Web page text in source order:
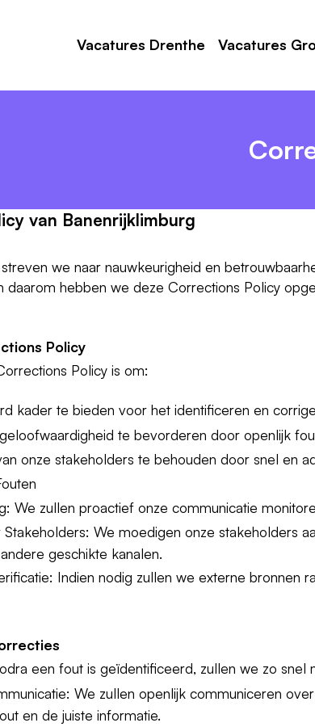
Vacatures Drenthe Vacatures
van Banenrijklimburg
we naar nauwkeurigheid en
daarom hebben we deze Corrections Policy
Policy
Policy is om:
kader te bieden voor het identificeren en
te bevorderen door openlijk
onze stakeholders te behouden door snel en
We zullen proactief onze communicatie
We moedigen onze stakeholders
geschikte kanalen.
Indien nodig zullen we externe
een fout is geïdentificeerd, zullen we zo
We zullen openlijk communiceren
en de juiste informatie.